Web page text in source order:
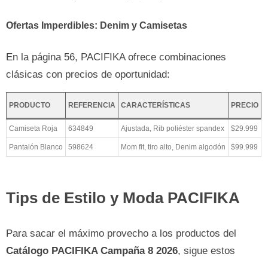
Ofertas Imperdibles: Denim y Camisetas
En la página 56, PACIFIKA ofrece combinaciones
clásicas con precios de oportunidad:
PRODUCTO REFERENCIA CARACTERÍSTICAS PRECIO
Camiseta Roja 634849 Ajustada, Rib poliéster spandex $29.999
Pantalón Blanco 598624 Mom fit, tiro alto, Denim algodón $99.999
Tips de Estilo y Moda PACIFIKA
Para sacar el máximo provecho a los productos del
Catálogo PACIFIKA Campaña 8 2026, sigue estos